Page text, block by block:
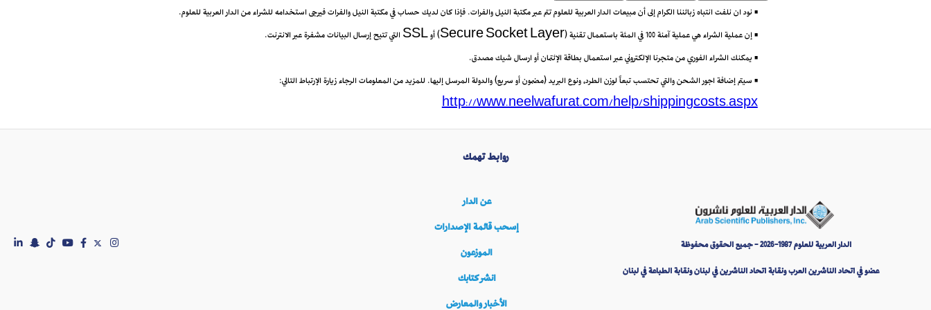
• نود ان نلفت انتباه زبائننا الكرام إلى أن مبيعات الدار العربية للعلوم تتم عبر مكتبة النيل والفرات. فإذا كان لديك حساب في مكتبة النيل والفرات فيرجى استخدامه للشراء من الدار العربية للعلوم.
• إن عملية الشراء هي عملية آمنة 100 في المئة باستعمال تقنية (Secure Socket Layer) أو SSL التي تتيح إرسال البيانات مشفرة عبر الانترنت.
• يمكنك الشراء الفوري من متجرنا الإلكتروني عبر استعمال بطاقة الإئتمان أو ارسال شيك مصدق.
• سيتم إضافة اجور الشحن والتي تحتسب تبعاً لوزن الطرد، ونوع البريد (مضمون أو سريع) والدولة المرسل إليها. للمزيد من المعلومات الرجاء زيارة الإرتباط التالي:
http://www.neelwafurat.com/help/shippingcosts.aspx
روابط تهمك
عن الدار
إسحب قائمة الإصدارات
الموزعون
انشر كتابك
الأخبار والمعارض
الدار العربية للعلوم 1987-2026 - جميع الحقوق محفوظة
عضو في اتحاد الناشرين العرب ونقابة اتحاد الناشرين في لبنان ونقابة الطباعة في لبنان